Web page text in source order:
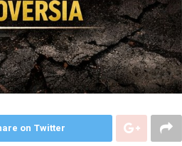
on Twitter